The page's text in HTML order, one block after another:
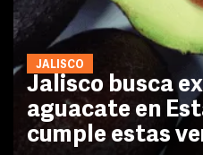
JALISCO
Jalisco busca
aguacate en
cumple estas